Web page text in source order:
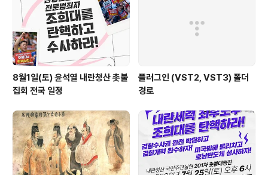
8월1일(토) 윤석열 내란청산 촛불
집회 전국 일정
플러그인 (VST2, VST3) 폴더
경로